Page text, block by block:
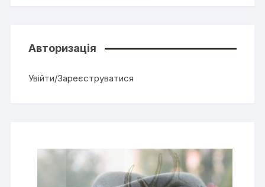
Авторизація
Увійти/Зареєструватися